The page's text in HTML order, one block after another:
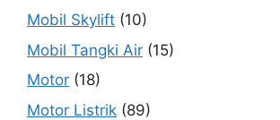
Mobil Skylift (10)
Mobil Tangki Air (15)
Motor (18)
Motor Listrik (89)